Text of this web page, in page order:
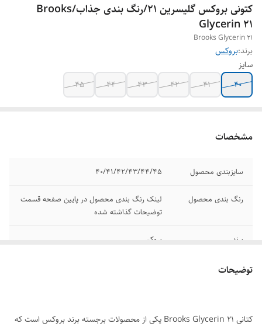
کتونی بروکس گلیسرین ۲۱/رنگ بندی جذاب/Brooks
Glycerin 21
Brooks Glycerin 21
برند:بروکس
سایز
۴۰
۴۱ ۴۲ ۴۳ ۴۴ ۴۵
مشخصات
سایزبندی محصول ۴۰/۴۱/۴۲/۴۳/۴۴/۴۵
رنگ بندی محصول
لینک رنگ بندی محصول در پایین صفحه قسمت
توضیحات گذاشته شده
برند بروکس
مدل
وضعیت کارکرد نو اکبند
توضیحات
کتانی Brooks Glycerin 21 یکی از محصولات برجسته برند بروکس است که